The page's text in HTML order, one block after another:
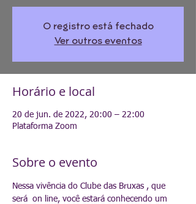
O registro está fechado
Ver outros eventos
Horário e local
20 de jun. de 2022, 20:00 – 22:00
Plataforma Zoom
Sobre o evento
Nessa vivência do Clube das Bruxas , que
será  on line, você estará conhecendo um